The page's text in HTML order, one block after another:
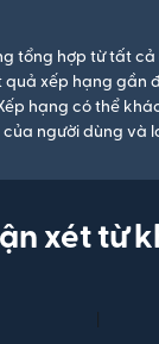
tổng hợp từ tất
quả xếp hạng gần
hạng có thể
của người dùng và
xét từ